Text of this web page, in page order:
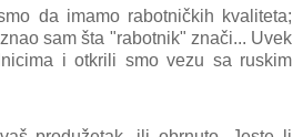
da imamo rabotničkih kvaliteta;
sam šta "rabotnik" znači... Uvek
i otkrili smo vezu sa ruskim